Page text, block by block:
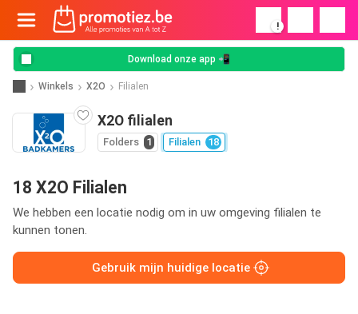
!
Download onze app 📲
Winkels X2O Filialen
X2O filialen
Folders 1 Filialen 18
18 X2O Filialen
We hebben een locatie nodig om in uw omgeving filialen te
kunnen tonen.
Gebruik mijn huidige locatie